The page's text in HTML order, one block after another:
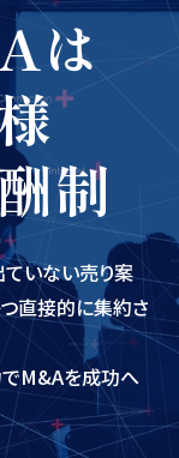
は
制
いない売り案
直接的に集約さ
M&Aを成功へ